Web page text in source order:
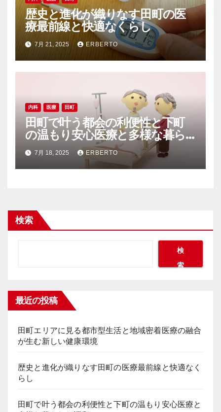
歴史と進化が織りなす田町の医
療最前線と快適なくらし
7月 21, 2025 ERBERTO
内科 医療 田町
田町で叶う都会の利便性と下町
の温もり安心医療と多様な暮ら
しの調和
7月 18, 2025 ERBERTO
検索
検
索
最近の投稿
田町エリアに見る都市型生活と地域密着医療の融合
が生む新しい健康環境
歴史と進化が織りなす田町の医療最前線と快適なく
らし
田町で叶う都会の利便性と下町の温もり安心医療と